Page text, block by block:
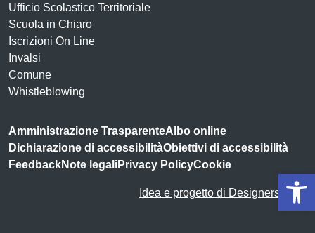
Ufficio Scolastico Territoriale
Scuola in Chiaro
Iscrizioni On Line
Invalsi
Comune
Whistleblowing
Amministrazione TrasparenteAlbo online
Dichiarazione di accessibilitàObiettivi di accessibilità
FeedbackNote legaliPrivacy PolicyCookie
Idea e progetto di Designers Italia